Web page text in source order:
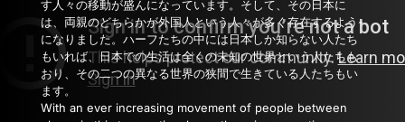
す人々の移動が盛んになって­います。そして、その日本に
は、両親のどちらかが外国人という人々が多く存在するよう­
になりました。ハーフたちの中には日本しか知らない人たち
もいれば、日本で­の生活は全くの未知の世界という人たちも
おり、その二つの異なる世界の狭間で生きてい­る人たちもい
ます。
With an ever increasing movement of people between